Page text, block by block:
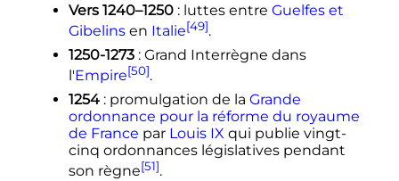
Vers 1240–1250 : luttes entre Guelfes et
Gibelinsen Italie[49].
1250-1273 : Grand Interrègne dans
l'Empire[50].
1254 : promulgation de la Grande
ordonnance pour la réforme du royaume
de France par Louis IX qui publie vingt-
cinq ordonnances législatives pendant
son règne[51].